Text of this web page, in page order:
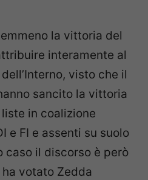
la vittoria del
interamente al
visto che il
sancito la vittoria
in coalizione
e FI e assenti su suolo
caso il discorso è però
votato Zedda